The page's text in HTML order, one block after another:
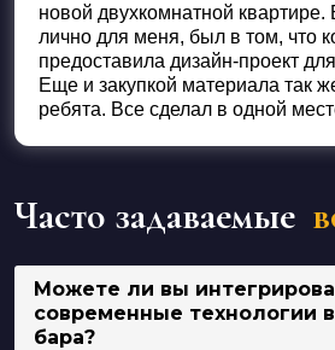
новой двухкомнатной
лично для меня, был в том, что
предоставила дизайн-проект
Еще и закупкой материала так
ребята. Все сделал в одной
Часто задаваемые
Можете ли вы
современные технологии
бара?